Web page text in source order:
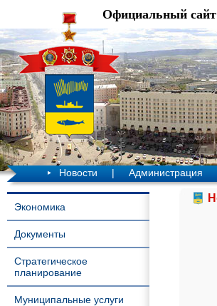
Официальный
Новости | Администрация
Экономика
Документы
Стратегическое
планирование
Муниципальные услуги